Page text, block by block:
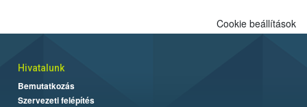
Cookie beállítások
Hivatalunk
Bemutatkozás
Szervezeti felépítés